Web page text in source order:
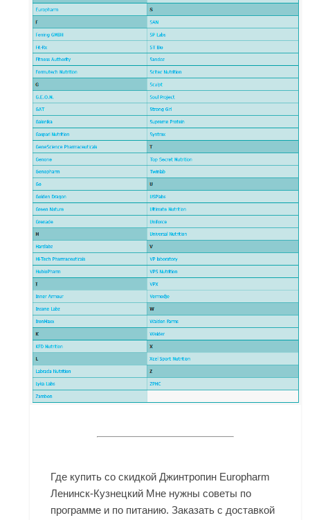
Где купить со скидкой Джинтропин Europharm
Ленинск-Кузнецкий Мне нужны советы по
программе и по питанию. Заказать с доставкой